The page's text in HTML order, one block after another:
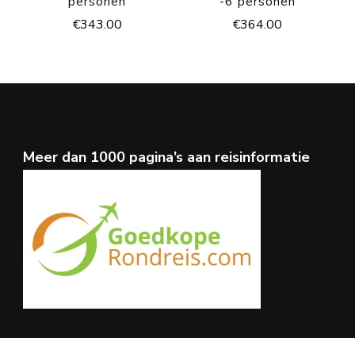
€343.00
€364.00
Meer dan 1000 pagina’s aan reisinformatie